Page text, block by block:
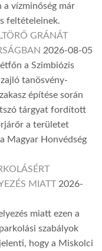
a vízminőség már
feltételeinek.
GRÁNÁT
2026-08-05
a Szimbiózis
tanösvény-
építése során
tárgyat fordított
a területet
Magyar Honvédség
MIATT 2026-
miatt ezen a
szabályok
hogy a Miskolci